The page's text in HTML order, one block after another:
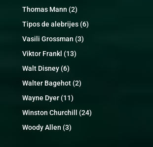
Thomas Mann (2)
Tipos de alebrijes(6)
Vasili Grossman (3)
Viktor Frankl (13)
Walt Disney(6)
Walter Bagehot(2)
Wayne Dyer(11)
Winston Churchill
(24)
Woody Allen (3)